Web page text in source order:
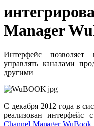
Manager
Интерфейс
управлять каналами
другими
С декабря 2012 года в
реализован интерфейс
Channel Manager WuBook